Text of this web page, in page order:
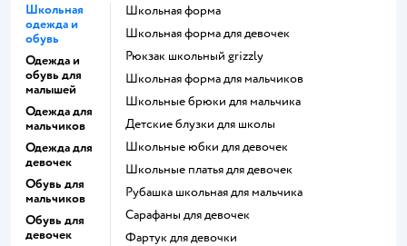
Школьная
одежда и
обувь
Одежда и
обувь для
малышей
Одежда для
мальчиков
Одежда для
девочек
Обувь для
мальчиков
Обувь для
девочек
Школьная форма
Школьная форма для девочек
Рюкзак школьный grizzly
Школьная форма для мальчиков
Школьные брюки для мальчика
Детские блузки для школы
Школьные юбки для девочек
Школьные платья для девочек
Рубашка школьная для мальчика
Сарафаны для девочек
Фартук для девочки